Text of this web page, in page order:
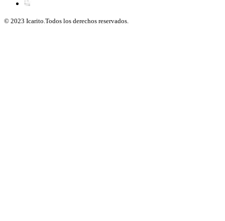
© 2023 Icarito.Todos los derechos reservados.